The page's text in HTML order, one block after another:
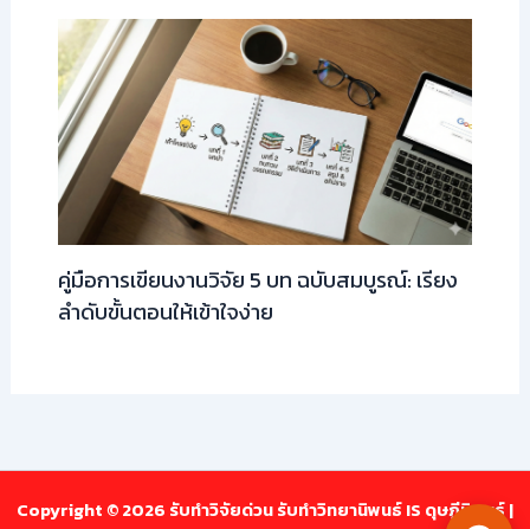
คู่มือการเขียนงานวิจัย 5 บท ฉบับสมบูรณ์: เรียง
ลำดับขั้นตอนให้เข้าใจง่าย
Copyright © 2026 รับทำวิจัยด่วน รับทำวิทยานิพนธ์ IS ดุษฎีนิพนธ์ |